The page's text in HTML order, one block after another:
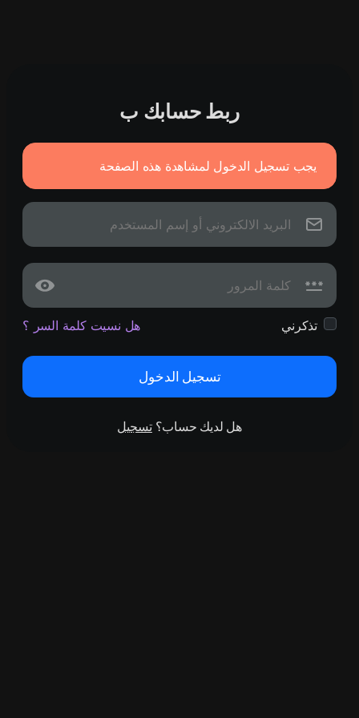
ربط حسابك ب
يجب تسجيل الدخول لمشاهدة هذه الصفحة
تذكرني هل نسيت كلمة السر ؟
تسجيل الدخول
هل لديك حساب؟تسجيل